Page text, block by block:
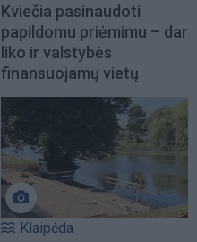
Kviečia pasinaudoti
papildomu priėmimu – dar
liko ir valstybės
finansuojamų vietų
Klaipėda